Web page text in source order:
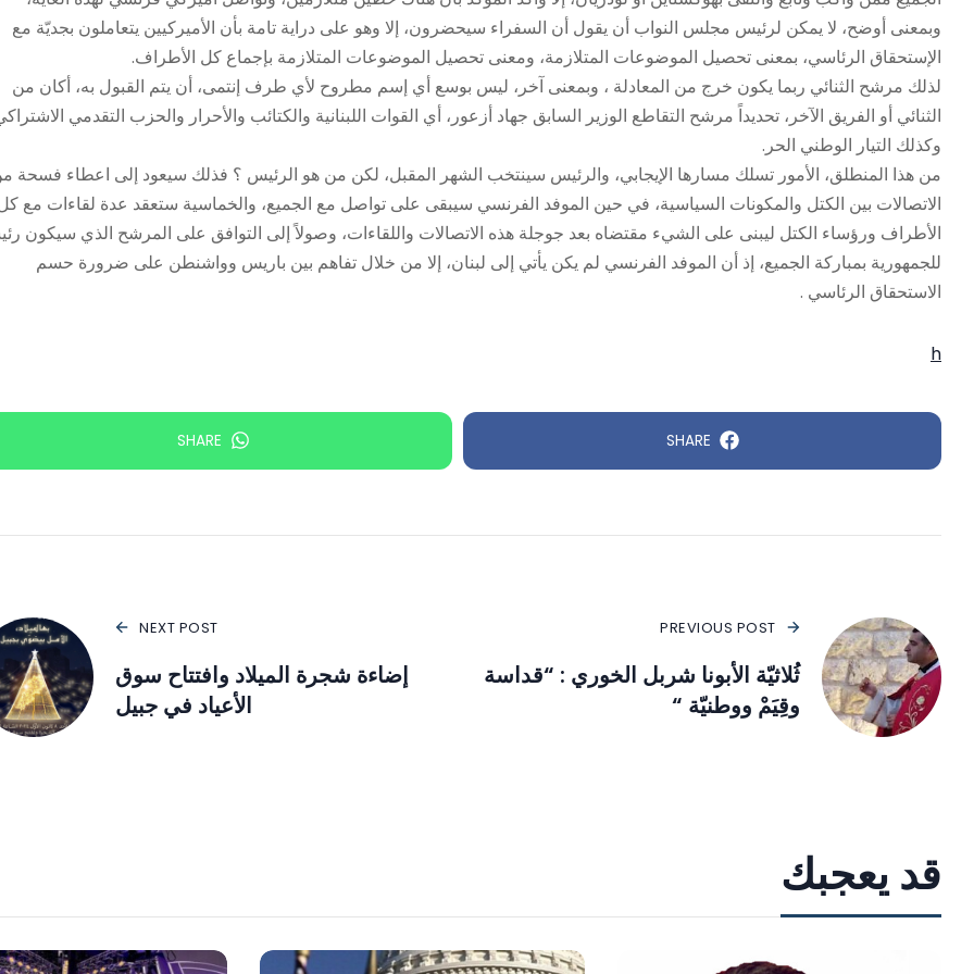
وبمعنى أوضح، لا يمكن لرئيس مجلس النواب أن يقول أن السفراء سيحضرون، إلا وهو على دراية تامة بأن الأميركيين يتعاملون بجديّة مع
الإستحقاق الرئاسي، بمعنى تحصيل الموضوعات المتلازمة، ومعنى تحصيل الموضوعات المتلازمة بإجماع كل الأطراف.
لذلك مرشح الثنائي ربما يكون خرج من المعادلة ، وبمعنى آخر، ليس بوسع أي إسم مطروح لأي طرف إنتمى، أن يتم القبول به، أكان من
الثنائي أو الفريق الآخر، تحديداً مرشح التقاطع الوزير السابق جهاد أزعور، أي القوات اللبنانية والكتائب والأحرار والحزب التقدمي
وكذلك التيار الوطني الحر.
من هذا المنطلق، الأمور تسلك مسارها الإيجابي، والرئيس سينتخب الشهر المقبل، لكن من هو الرئيس ؟ فذلك سيعود إلى اعطاء فسحة
الاتصالات بين الكتل والمكونات السياسية، في حين الموفد الفرنسي سيبقى على تواصل مع الجميع، والخماسية ستعقد عدة لقاءات مع
الأطراف ورؤساء الكتل ليبنى على الشيء مقتضاه بعد جوجلة هذه الاتصالات واللقاءات، وصولاً إلى التوافق على المرشح الذي سيكون
للجمهورية بمباركة الجميع، إذ أن الموفد الفرنسي لم يكن يأتي إلى لبنان، إلا من خلال تفاهم بين باريس وواشنطن على ضرورة حسم
الاستحقاق الرئاسي .
h
SHARE
SHARE
PREVIOUS POST
ثُلاثيّة الأبونا شربل الخوري : “قداسة
وقِيَمْ ووطنيّة “
NEXT POST
إضاءة شجرة الميلاد وافتتاح سوق
الأعياد في جبيل
قد يعجبك